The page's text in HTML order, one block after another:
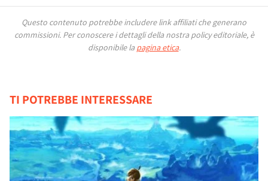
Questo contenuto potrebbe includere link affiliati che generano
commissioni. Per conoscere i dettagli della nostra policy editoriale, è
disponibile la pagina etica.
TI POTREBBE INTERESSARE